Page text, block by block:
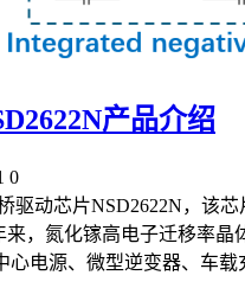
产品介绍
0
驱动芯片NSD2622N，该
，氮化镓高电子迁移率
电源、微型逆变器、车载